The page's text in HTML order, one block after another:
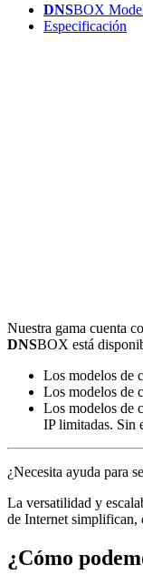
DNSBOX
Especificación
Nuestra gama cuenta
DNSBOX está
Los modelos de
Los modelos de
Los modelos de
IP limitadas. Sin
¿Necesita ayuda para
La versatilidad y
de Internet simplifican,
¿Cómo